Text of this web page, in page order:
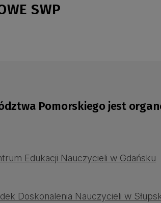
SWP
Pomorskiego jest
Edukacji Nauczycieli w Gdańsku
Doskonalenia Nauczycieli w